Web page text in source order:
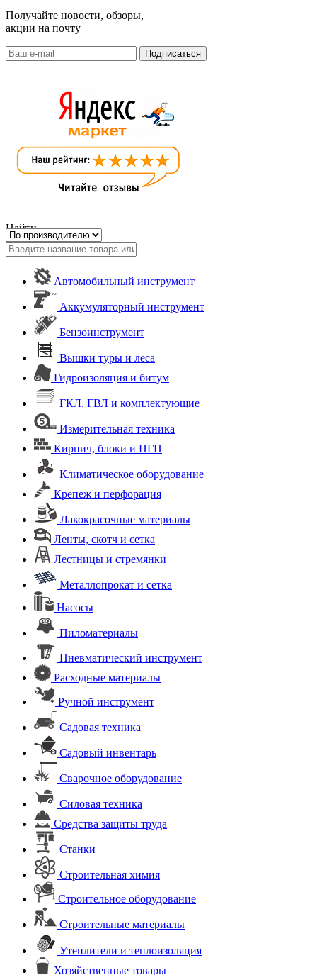
Получайте новости, обзоры,
акции на почту
Найти
Автомобильный инструмент
Аккумуляторный инструмент
Бензоинструмент
Вышки туры и леса
Гидроизоляция и битум
ГКЛ, ГВЛ и комплектующие
Измерительная техника
Кирпич, блоки и ПГП
Климатическое оборудование
Крепеж и перфорация
Лакокрасочные материалы
Ленты, скотч и сетка
Лестницы и стремянки
Металлопрокат и сетка
Насосы
Пиломатериалы
Пневматический инструмент
Расходные материалы
Ручной инструмент
Садовая техника
Садовый инвентарь
Сварочное оборудование
Силовая техника
Средства защиты труда
Станки
Строительная химия
Строительное оборудование
Строительные материалы
Утеплители и теплоизоляция
Хозяйственные товары